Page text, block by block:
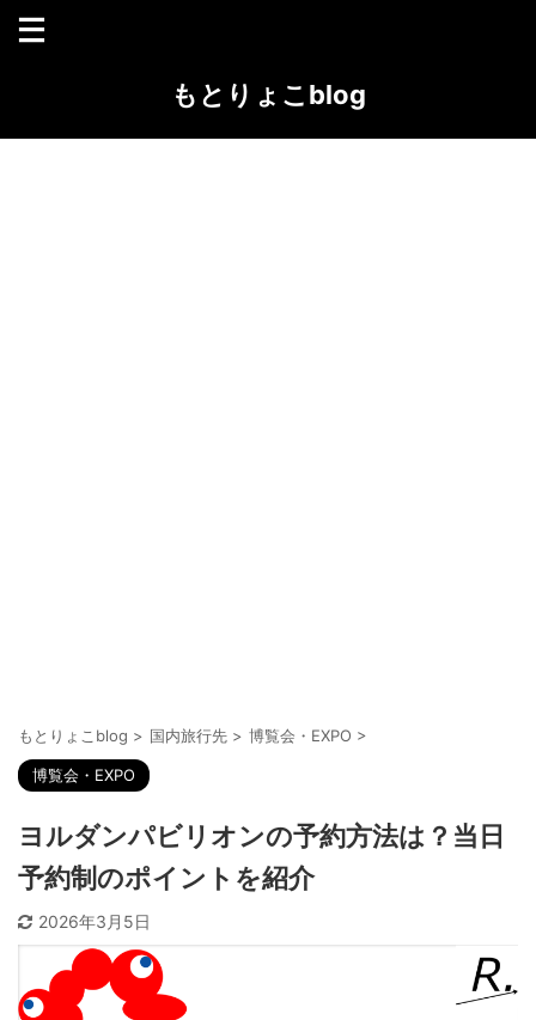
もとりょこblog
もとりょこblog > 国内旅行先 > 博覧会・EXPO >
博覧会・EXPO
ヨルダンパビリオンの予約方法は？当日
予約制のポイントを紹介
2026年3月5日